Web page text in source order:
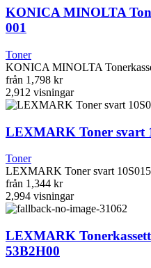
KONICA MINOLTA
001
Toner
KONICA MINOLTA
från 1,798 kr
2,912 visningar
LEXMARK Toner svart
Toner
LEXMARK Toner svart
från 1,344 kr
2,994 visningar
LEXMARK
53B2H00